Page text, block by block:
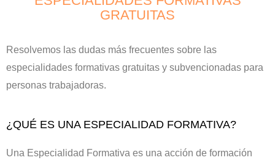
GRATUITAS
Resolvemos las dudas más frecuentes sobre las
especialidades formativas gratuitas y subvencionadas para
personas trabajadoras.
¿QUÉ ES UNA ESPECIALIDAD FORMATIVA?
Una Especialidad Formativa es una acción de formación